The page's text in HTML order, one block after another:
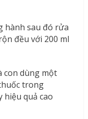
hành sau đó rửa
đều với 200 ml
con dùng một
trong
hiệu quả cao